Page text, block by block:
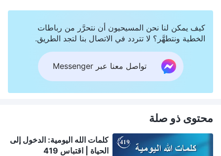
كيف يمكن لنا نحن المسيحيون أن نتحرَّر من رباطات
الخطية ونتطهَّر؟ لا تتردد في الاتصال بنا لتجد الطريق.
تواصل معنا عبر Messenger
محتوى ذو صلة
كلمات الله اليومية: الدخول إلى
الحياة | اقتباس 419